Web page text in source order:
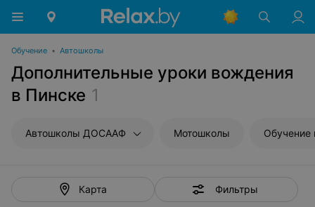
Обучение • Автошколы
Дополнительные уроки вождения
в Пинске 1
Автошколы ДОСААФ Мотошколы Обучение
Карта Фильтры